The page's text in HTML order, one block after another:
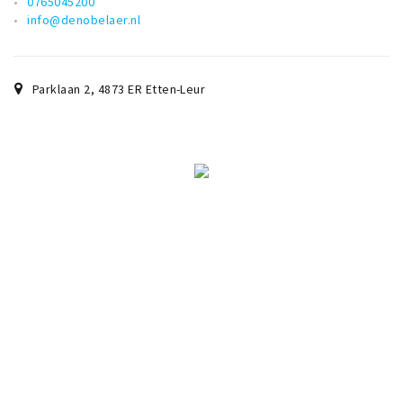
info@denobelaer.nl
Parklaan 2, 4873 ER Etten-Leur